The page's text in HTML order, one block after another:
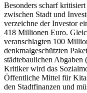
Besonders scharf
zwischen Stadt und
verzeichne der Investor
418 Millionen Euro.
veranschlagten 100
denkmalgeschützten
städtebaulichen
Kritiker wird das
Öffentliche Mittel für
den Stadtfinanzen und